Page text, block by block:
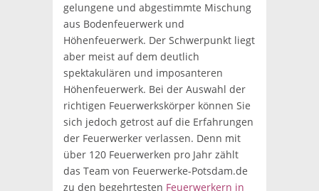
gelungene und abgestimmte Mischung
aus Bodenfeuerwerk und
Höhenfeuerwerk. Der Schwerpunkt liegt
aber meist auf dem deutlich
spektakulären und imposanteren
Höhenfeuerwerk. Bei der Auswahl der
richtigen Feuerwerkskörper können Sie
sich jedoch getrost auf die Erfahrungen
der Feuerwerker verlassen. Denn mit
über 120 Feuerwerken pro Jahr zählt
das Team von Feuerwerke-Potsdam.de
zu den begehrtesten Feuerwerkern in